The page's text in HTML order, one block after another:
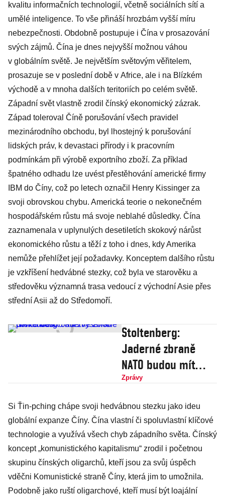
kvalitu informačních technologií, včetně sociálních sítí a
umělé inteligence. To vše přináší hrozbám vyšší míru
nebezpečnosti. Obdobně postupuje i Čína v prosazování
svých zájmů. Čína je dnes nejvyšší možnou váhou
v globálním světě. Je největším světovým věřitelem,
prosazuje se v poslední době v Africe, ale i na Blízkém
východě a v mnoha dalších teritoriích po celém světě.
Západní svět vlastně zrodil čínský ekonomický zázrak.
Západ toleroval Číně porušování všech pravidel
mezinárodního obchodu, byl lhostejný k porušování
lidských práv, k devastaci přírody i k pracovním
podmínkám při výrobě exportního zboží. Za příklad
špatného odhadu lze uvést přestěhování americké firmy
IBM do Číny, což po letech označil Henry Kissinger za
svoji obrovskou chybu. Americká teorie o nekonečném
hospodářském růstu má svoje neblahé důsledky. Čína
zaznamenala v uplynulých desetiletích skokový nárůst
ekonomického růstu a těží z toho i dnes, kdy Amerika
nemůže přehlížet její požadavky. Konceptem dalšího růstu
je vzkříšení hedvábné stezky, což byla ve starověku a
středověku významná trasa vedoucí z východní Asie přes
střední Asii až do Středomoří.
Stoltenberg:
Jaderné zbraně
NATO budou mít
zvýšenou
Zprávy
Si Ťin-pching chápe svoji hedvábnou stezku jako ideu
globální expanze Číny. Čína vlastní či spoluvlastní klíčové
technologie a využívá všech chyb západního světa. Čínský
koncept „komunistického kapitalismu“ zrodil i početnou
skupinu čínských oligarchů, kteří jsou za svůj úspěch
vděčni Komunistické straně Číny, která jim to umožnila.
Podobně jako ruští oligarchové, kteří musí být loajální